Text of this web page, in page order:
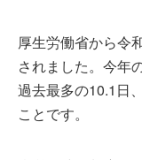
厚生労働省から令
されました。今年
過去最多の10.1日
ことです。